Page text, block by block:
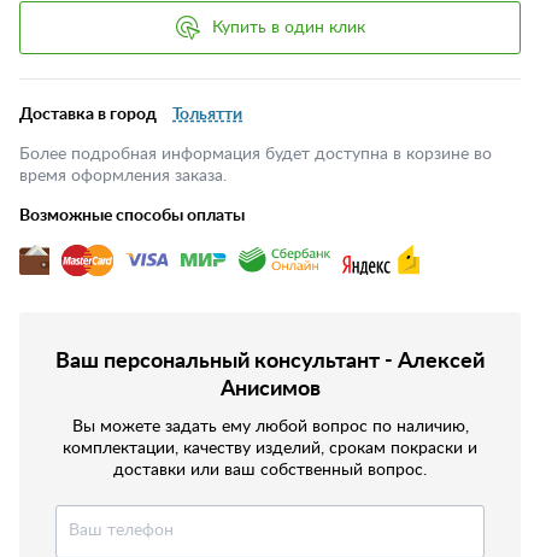
Купить в один клик
Доставка в город Тольятти
Более подробная информация будет доступна в корзине во
время оформления заказа.
Возможные способы оплаты
Ваш персональный консультант - Алексей
Анисимов
Вы можете задать ему любой вопрос по наличию,
комплектации, качеству изделий, срокам покраски и
доставки или ваш собственный вопрос.